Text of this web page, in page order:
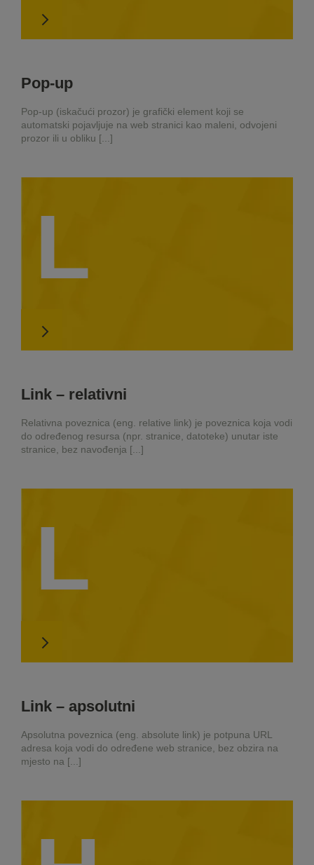
Pop-up
Pop-up (iskačući prozor) je grafički element koji se
automatski pojavljuje na web stranici kao maleni, odvojeni
prozor ili u obliku [...]
L
Link – relativni
Relativna poveznica (eng. relative link) je poveznica koja vodi
do određenog resursa (npr. stranice, datoteke) unutar iste
stranice, bez navođenja [...]
L
Link – apsolutni
Apsolutna poveznica (eng. absolute link) je potpuna URL
adresa koja vodi do određene web stranice, bez obzira na
mjesto na [...]